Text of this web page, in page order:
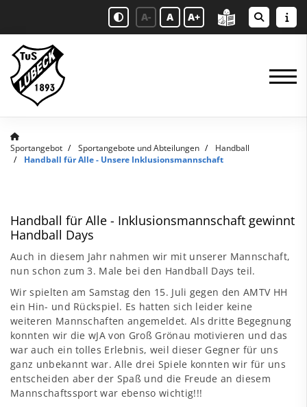
A- A A+
Sportangebot Sportangebote und Abteilungen
Handball
Handball für Alle - Unsere Inklusionsmannschaft
Handball für Alle - Inklusionsmannschaft gewinnt
Handball Days
Auch in diesem Jahr nahmen wir mit unserer Mannschaft,
nun schon zum 3. Male bei den Handball Days teil.
Wir spielten am Samstag den 15. Juli gegen den AMTV HH
ein Hin- und Rückspiel. Es hatten sich leider keine
weiteren Mannschaften angemeldet. Als dritte Begegnung
konnten wir die wJA von Groß Grönau motivieren und das
war auch ein tolles Erlebnis, weil dieser Gegner für uns
ganz unbekannt war. Alle drei Spiele konnten wir für uns
entscheiden aber der Spaß und die Freude an diesem
Mannschaftssport war ebenso wichtig!!!